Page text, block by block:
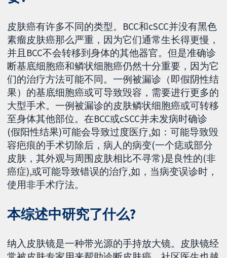
皮肤癌有许多不同的类型。BCC和cSCC并没有黑色
素瘤皮肤癌那么严重，因为它们通常生长得更慢，
并且BCC不会转移到身体的其他器官。但是准确诊
断基底细胞癌和鳞状细胞癌仍然十分重要，因为它
们的治疗方法可能不同。一例被漏诊（即假阴性结
果）的基底细胞癌或可导致毁容，需要进行更多的
大型手术。一例被漏诊的皮肤鳞状细胞癌或可转移
至身体其他部位。在BCC或cSCC并未发病时确诊
(假阳性结果)可能会导致过度医疗,如：可能导致毁
容疤痕的手术切除后，病人的病变(一个痣或部分
皮肤，其外观与周围皮肤相比不寻常)是良性的(非
癌症),或可能导致错误的治疗,如，当病变误诊时，
使用非手术疗法。
本综述中研究了什么?
纳入皮肤镜是一种带光源的手持放大镜。皮肤镜经